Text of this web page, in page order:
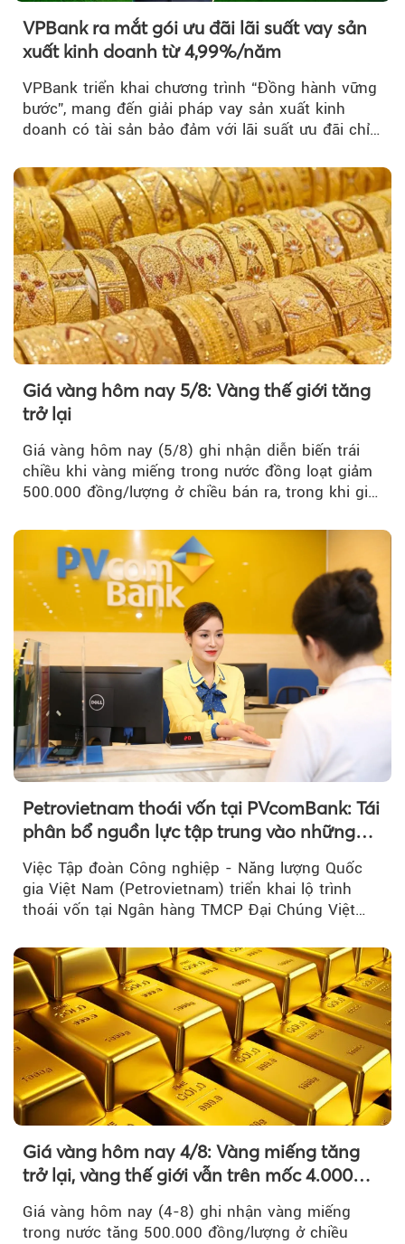
VPBank ra mắt gói ưu đãi lãi suất vay sản
xuất kinh doanh từ 4,99%/năm
VPBank triển khai chương trình “Đồng hành vững
bước”, mang đến giải pháp vay sản xuất kinh
doanh có tài sản bảo đảm với lãi suất ưu đãi chỉ
Giá vàng hôm nay 5/8: Vàng thế giới tăng
trở lại
Giá vàng hôm nay (5/8) ghi nhận diễn biến trái
chiều khi vàng miếng trong nước đồng loạt giảm
500.000 đồng/lượng ở chiều bán ra, trong khi giá
thương hiệu.
Petrovietnam thoái vốn tại PVcomBank: Tái
phân bổ nguồn lực tập trung vào những
Việc Tập đoàn Công nghiệp - Năng lượng Quốc
gia Việt Nam (Petrovietnam) triển khai lộ trình
thoái vốn tại Ngân hàng TMCP Đại Chúng Việt
Giá vàng hôm nay 4/8: Vàng miếng tăng
trở lại, vàng thế giới vẫn trên mốc 4.000
Giá vàng hôm nay (4-8) ghi nhận vàng miếng
trong nước tăng 500.000 đồng/lượng ở chiều